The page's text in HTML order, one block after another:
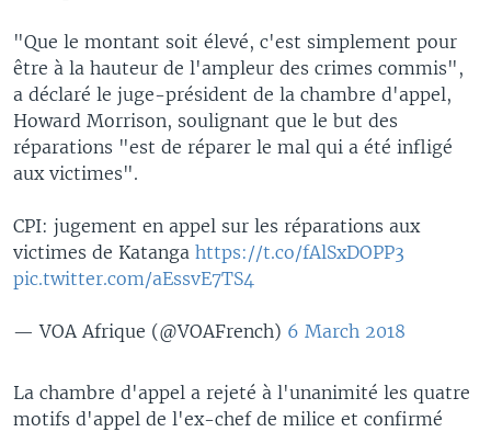
"Que le montant soit élevé, c'est simplement pour
être à la hauteur de l'ampleur des crimes commis",
a déclaré le juge-président de la chambre d'appel,
Howard Morrison, soulignant que le but des
réparations "est de réparer le mal qui a été infligé
aux victimes".
CPI: jugement en appel sur les réparations aux
victimes de Katanga https://t.co/fAlSxDOPP3
pic.twitter.com/aEssvE7TS4
— VOA Afrique (@VOAFrench) 6 March 2018
La chambre d'appel a rejeté à l'unanimité les quatre
motifs d'appel de l'ex-chef de milice et confirmé